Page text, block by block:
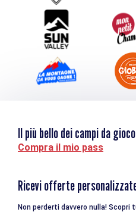
Turismo e disabilità
Il più bello dei campi da gioco
Compra il mio pass
Ricevi offerte
Non perderti davvero nulla!